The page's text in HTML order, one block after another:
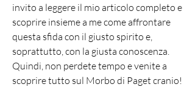
invito a leggere il mio articolo completo e
scoprire insieme a me come affrontare
questa sfida con il giusto spirito e,
soprattutto, con la giusta conoscenza.
Quindi, non perdete tempo e venite a
scoprire tutto sul Morbo di Paget cranio!